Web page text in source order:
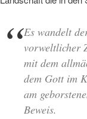
Es wandelt
vorweltlicher
mit dem
dem Gott im
am
Beweis.